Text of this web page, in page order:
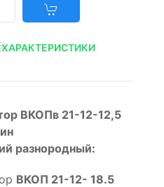
ХАРАКТЕРИСТИКИ
ВКОПв 21-12-12,5
разнородный:
ВКОП 21-12- 18.5